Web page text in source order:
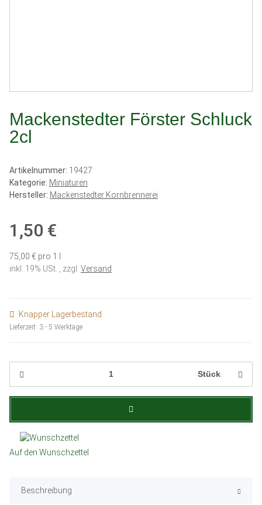
Mackenstedter Förster Schluck
2cl
Artikelnummer: 19427
Kategorie: Miniaturen
Hersteller: Mackenstedter Kornbrennerei
1,50 €
75,00 € pro 1 l
inkl. 19% USt. , zzgl. Versand
Knapper Lagerbestand
Lieferzeit: 3 - 5 Werktage
Stück
Auf den Wunschzettel
Beschreibung